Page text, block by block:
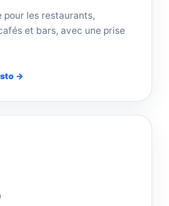
pour les restaurants,
et bars, avec une prise
→